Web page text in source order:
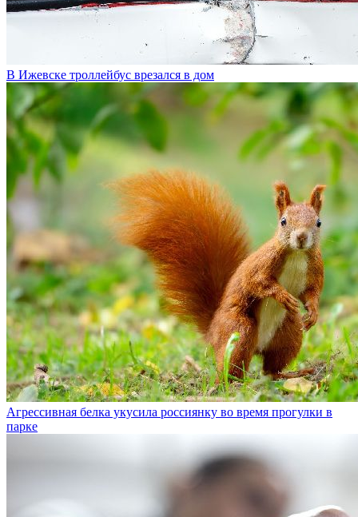
В Ижевске троллейбус врезался в дом
Агрессивная белка укусила россиянку во время прогулки в
парке